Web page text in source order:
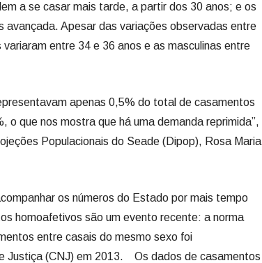
a se casar mais tarde, a partir dos 30 anos; e os
avançada. Apesar das variações observadas entre
entre 34 e 36 anos e as masculinas entre
apenas 0,5% do total de casamentos
o que nos mostra que há uma demanda reprimida”,
Populacionais do Seade (Dipop), Rosa Maria
os números do Estado por mais tempo
homoafetivos são um evento recente: a norma
entre casais do mesmo sexo foi
Justiça (CNJ) em 2013. Os dados de casamentos